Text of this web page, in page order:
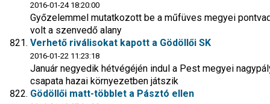
2016-01-24 18:20:00
Győzelemmel mutatkozott be a műfüves megyei
volt a szenvedő alany
Verhető riválisokat kapott a Gödöllői SK
2016-01-22 11:23:18
Január negyedik hétvégéjén indul a Pest megyei
csapata hazai környezetben játszik
Gödöllői matt-többlet a Pásztó ellen